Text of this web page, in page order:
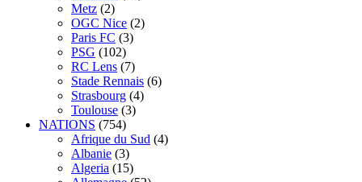
Metz (2)
OGC Nice (2)
Paris FC (3)
PSG (102)
RC Lens (7)
Stade Rennais (6)
Strasbourg (4)
Toulouse (3)
NATIONS (754)
Afrique du Sud (4)
Albanie (3)
Algeria (15)